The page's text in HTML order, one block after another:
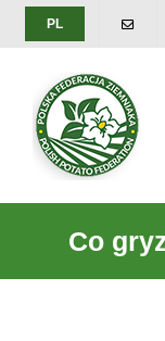
Skip
PL
Co